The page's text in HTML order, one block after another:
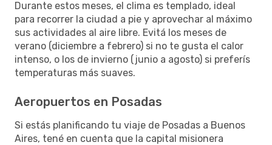
Durante estos meses, el clima es templado, ideal
para recorrer la ciudad a pie y aprovechar al máximo
sus actividades al aire libre. Evitá los meses de
verano (diciembre a febrero) si no te gusta el calor
intenso, o los de invierno (junio a agosto) si preferís
temperaturas más suaves.
Aeropuertos en Posadas
Si estás planificando tu viaje de Posadas a Buenos
Aires, tené en cuenta que la capital misionera